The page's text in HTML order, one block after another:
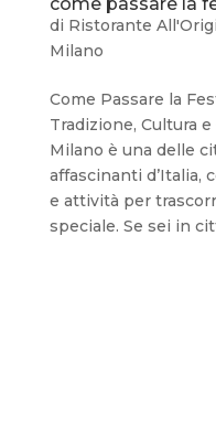
di Ristorante
Milano
Come Passare la
Tradizione, Cultura
Milano è una delle
affascinanti d’Italia,
e attività per
speciale. Se sei in